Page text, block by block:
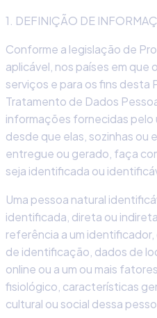
1. DEFINIÇÃO DE
Conforme a legislação de
aplicável, nos países em que
serviços e para os fins desta
Tratamento de Dados
informações fornecidas pelo
desde que elas, sozinhas ou
entregue ou gerado, faça
seja identificada ou
Uma pessoa natural
identificada, direta ou
referência a um identificador,
de identificação, dados de
online ou a um ou mais
fisiológico, características
cultural ou social dessa